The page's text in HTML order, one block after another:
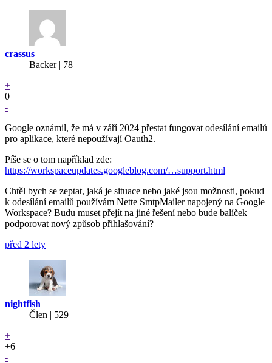
crassus
Backer| 78
+
0
-
Google oznámil, že má v září 2024 přestat fungovat odesílání emailů
pro aplikace, které nepoužívají Oauth2.
Píše se o tom například zde:
https://workspaceupdates.googleblog.com/…support.html
Chtěl bych se zeptat, jaká je situace nebo jaké jsou možnosti, pokud
k odesílání emailů používám Nette SmtpMailer napojený na Google
Workspace? Budu muset přejít na jiné řešení nebo bude balíček
podporovat nový způsob přihlašování?
před 2 lety
nightfish
Člen | 529
+
+6
-